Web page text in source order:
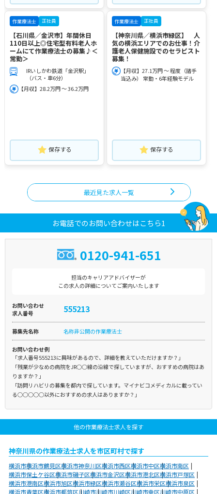
作業療法士 正社員
【石川県／金沢市】年間休日
110日以上◎住宅型有料老人ホ
ームにて作業療法士の募集♪＜
常勤＞
IRいしかわ鉄道「金沢駅」
（バス・車6分）
【月収】28.2万円 ～ 36.2万円
保存する
作業療法士 正社員
【神奈川県／横浜市緑区】 人
気の横浜エリアでのお仕事！介
護老人保健施設でのセラピスト
募集！
【月収】27.1万円 ～ 程度（諸手
当込み） 常勤・6年経験モデル
保存する
最近見た求人一覧
お電話でのお問い合わせはこちら1
0120-941-651
担当のキャリアアドバイザーが
この求人の詳細についてご案内いたします
お問い合わせ
求人番号
555213
募集先名称 名称非公開の作業療法士
お問い合わせ例
「求人番号555213に興味があるので、詳細を教えていただけますか？」
「残業が少なめの病院をJR○○線の沿線で探していますが、おすすめの病院はあ
りますか？」
「訪問リハビリの募集を都内で探しています。マイナビコメディカルに載ってい
る○○○○○以外におすすめの求人はありますか？」
他の作業療法士求人を探す
神奈川県の作業療法士求人を市区町村で探す
横浜市横浜市鶴見区横浜市神奈川区横浜市西区横浜市中区横浜市南区
横浜市保土ケ谷区横浜市磯子区横浜市金沢区横浜市港北区横浜市戸塚区
横浜市港南区横浜市旭区横浜市緑区横浜市瀬谷区横浜市栄区横浜市泉区
横浜市青葉区横浜市都筑区川崎市川崎市川崎区川崎市幸区川崎市中原区